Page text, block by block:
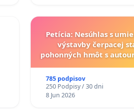
Petícia: Nesúhlas s
výstavby čerpacej
pohonných hmôt s
Grob - Čierna
785 podpisov
250 Podpisy / 30 dni
8 Jun 2026